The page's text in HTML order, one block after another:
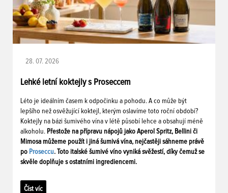
28. 07. 2026
Lehké letní koktejly s Proseccem
Léto je ideálním časem k odpočinku a pohodu. A co může být
lepšího než osvěžující koktejl, kterým oslavíme toto roční období?
Koktejly na bázi šumivého vína v létě působí lehce a obsahují méně
alkoholu. Přestože na přípravu nápojů jako Aperol Spritz, Bellini či
Mimosa můžeme použít i jiná šumivá vína, nejčastěji sáhneme právě
po Proseccu. Toto italské šumivé víno vyniká svěžestí, díky čemuž se
skvěle doplňuje s ostatními ingrediencemi.
Číst víc